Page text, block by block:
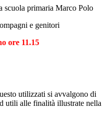
scuola primaria Marco Polo
e genitori
ore 11.15
utilizzati si avvalgono di
utili alle finalità illustrate nella